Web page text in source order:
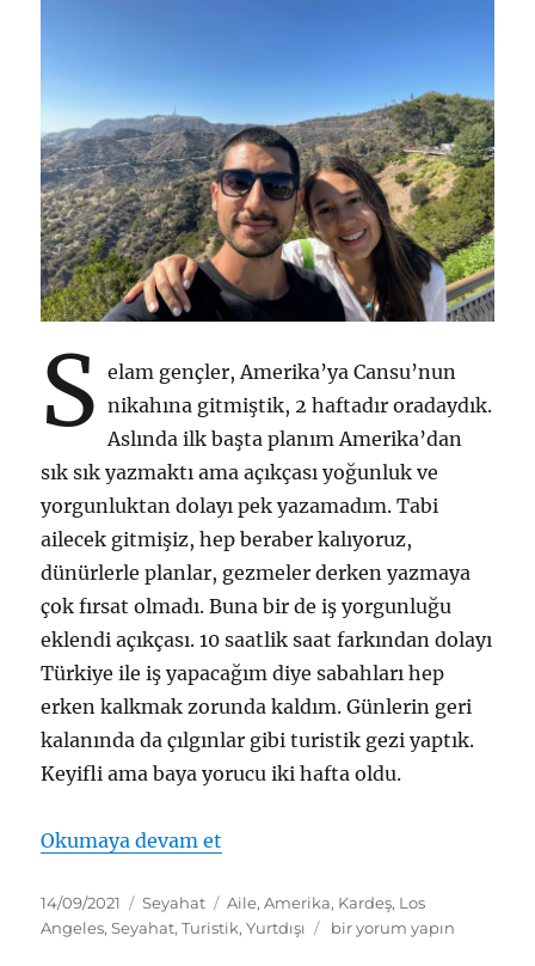
S elam gençler, Amerika’ya Cansu’nun
nikahına gitmiştik, 2 haftadır oradaydık.
Aslında ilk başta planım Amerika’dan
sık sık yazmaktı ama açıkçası yoğunluk ve
yorgunluktan dolayı pek yazamadım. Tabi
ailecek gitmişiz, hep beraber kalıyoruz,
dünürlerle planlar, gezmeler derken yazmaya
çok fırsat olmadı. Buna bir de iş yorgunluğu
eklendi açıkçası. 10 saatlik saat farkından dolayı
Türkiye ile iş yapacağım diye sabahları hep
erken kalkmak zorunda kaldım. Günlerin geri
kalanında da çılgınlar gibi turistik gezi yaptık.
Keyifli ama baya yorucu iki hafta oldu.
Okumaya devam et
Yayın
tarihi
14/09/2021 Kategoriler
Seyahat Etiketler
Aile,Amerika, Kardeş, Los
Angeles,Seyahat,Turistik,Yurtdışı
21
bir yorum yapın